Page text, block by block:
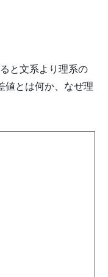
と文系より理系の
値とは何か、なぜ理